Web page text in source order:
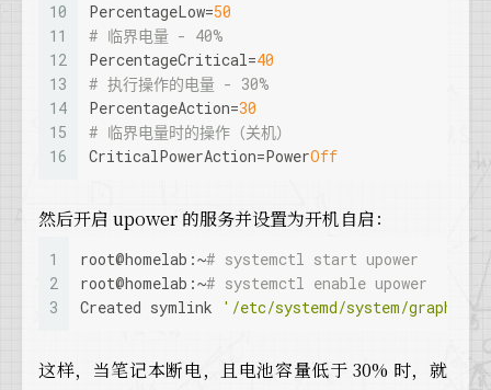
10
11
12
13
14
15
16
PercentageLow=50
# 临界电量 - 40%
PercentageCritical=40
# 执行操作的电量 - 30%
PercentageAction=30
# 临界电量时的操作（关机）
CriticalPowerAction=PowerOff
然后开启 upower 的服务并设置为开机自启：
1
2
3
root@homelab:~# systemctl start upower
root@homelab:~# systemctl enable upower
Created symlink
'/etc/systemd/system/
这样，当笔记本断电，且电池容量低于 30% 时，就